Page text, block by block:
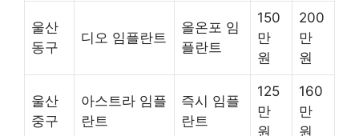
울산
동구
디오 임플란트
올온포 임
플란트
150
만
원
200
만
원
울산
중구
아스트라 임플
란트
즉시 임플
란트
125
만
원
160
만
원